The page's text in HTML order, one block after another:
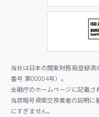
当社は日本の関東財務局登録済
番号 第00004号）。
金融庁のホームページに記載さ
当該暗号資産交換業者の説明に
にすぎません。